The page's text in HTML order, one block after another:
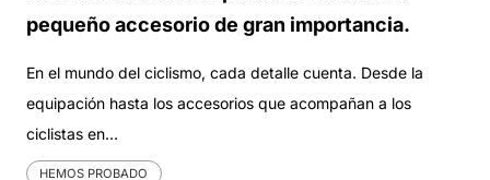
pequeño accesorio de gran importancia.
En el mundo del ciclismo, cada detalle cuenta. Desde la
equipación hasta los accesorios que acompañan a los
ciclistas en…
HEMOS PROBADO